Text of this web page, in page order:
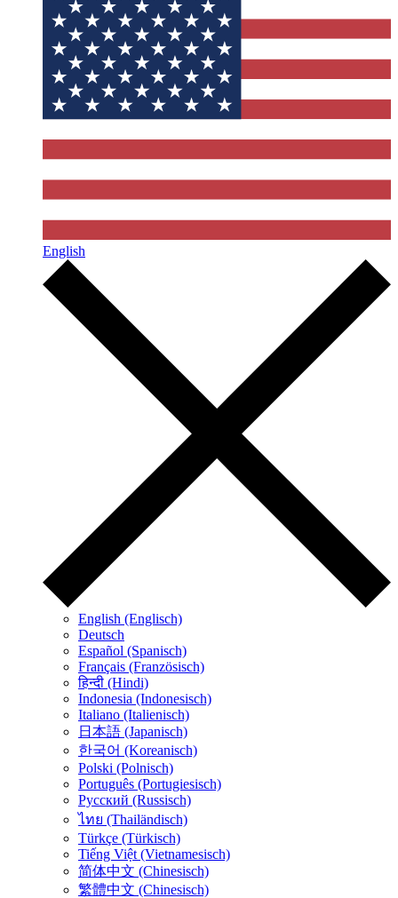
English
English (Englisch)
Deutsch
Español (Spanisch)
Français (Französisch)
हिन्दी (Hindi)
Indonesia (Indonesisch)
Italiano (Italienisch)
日本語 (Japanisch)
한국어 (Koreanisch)
Polski (Polnisch)
Português (Portugiesisch)
Русский (Russisch)
ไทย (Thailändisch)
Türkçe (Türkisch)
Tiếng Việt (Vietnamesisch)
简体中文 (Chinesisch)
繁體中文 (Chinesisch)